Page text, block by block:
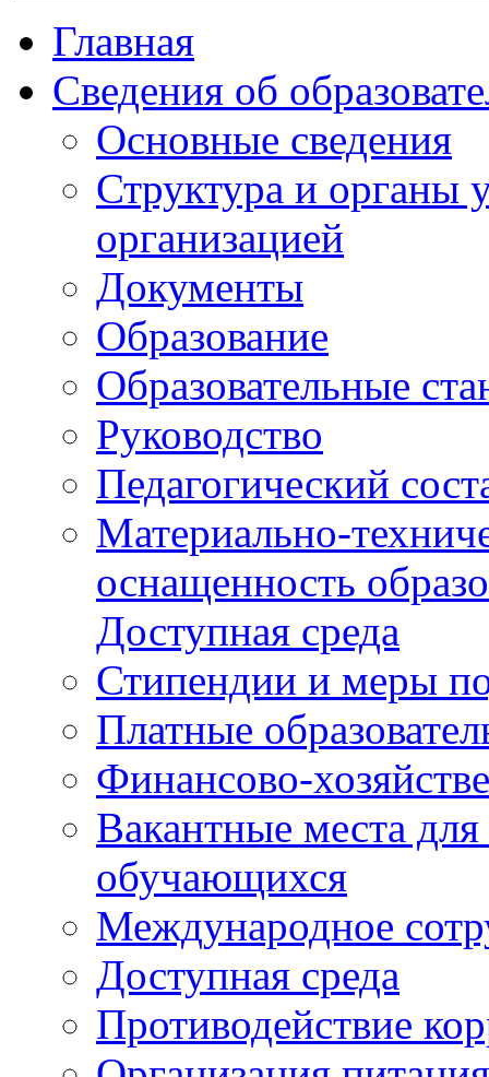
Главная
Сведения об
Основные сведения
Структура и органы
организацией
Документы
Образование
Образовательные
Руководство
Педагогический
Материально-
оснащенность
Доступная среда
Стипендии и меры
Платные
Финансово-
Вакантные места
обучающихся
Международное
Доступная среда
Противодействие